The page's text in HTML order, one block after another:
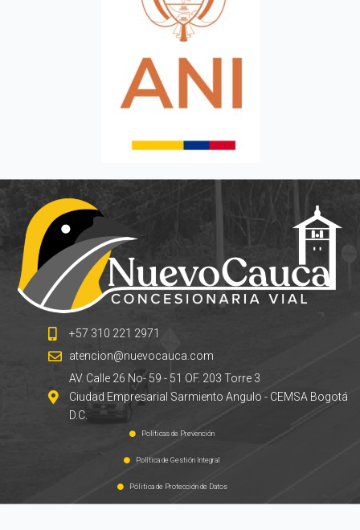
+57 310 221 2971
atencion@nuevocauca.com
AV. Calle 26 No- 59 - 51 OF. 203 Torre 3
Ciudad Empresarial Sarmiento Angulo - CEMSA Bogotá
D.C.
Políticas de Prevención
Política de Gestión Integral
Pólitica de Protección de Datos